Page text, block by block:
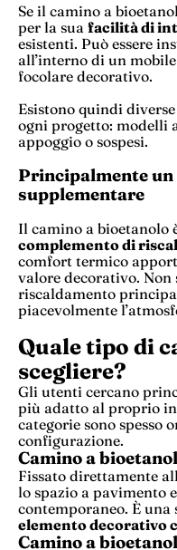
Se il camino a
per la sua facilità di
esistenti. Può essere
all’interno di un
focolare decorativo.
Esistono quindi
ogni progetto: modelli
appoggio o sospesi.
Principalmente
supplementare
Il camino a bioetanolo
complemento di
comfort termico
valore decorativo. Non
riscaldamento
piacevolmente
Quale tipo di
scegliere?
Gli utenti cercano
più adatto al proprio
categorie sono spesso
configurazione.
Camino a
Fissato direttamente
lo spazio a pavimento
contemporaneo. È una
elemento decorativo
Camino a